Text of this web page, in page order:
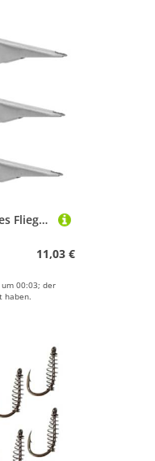
SKISUNO 3 Stück Teiliges Fliegenfischen Knotentool Kompaktes Leichtes Angelzubehör mit Schlüsselanhänger Schnelles Binden von Angelhaken Schnüren und Ködern Benutzerfreundlich für Anfänger
11,03 €
00:03; der
haben.